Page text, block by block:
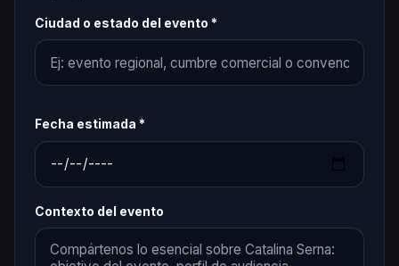
Ciudad o estado del evento *
Fecha estimada *
Contexto del evento